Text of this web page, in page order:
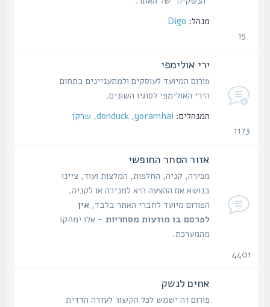
מנהל: Digo
ירי אולימפי
פורום המיועד לעוסקים ולמתעניינים בתחום
הירי האולימפי לסוגיו השונים.
המנהלים: yoramhai
,
donduck
,שרקן
אזור הסחר החופשי
מכירה, קניה, החלפות, המלצות ועוד, ציינו
בנושא אם ההצעה היא למכירה או לקניה.
הפורום מיועד לחברי האתר בלבד,אין
לפרסם בו מודעות מסחריות- אלו ימחקו
מהמערכת.
אחים לנשק
פורום זה ישמש לכל הקשור לעזרה הדדית